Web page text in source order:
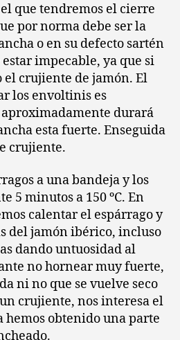
que tendremos el cierre
por norma debe ser la
o en su defecto sartén
impecable, ya que si
el crujiente de jamón. El
los envoltinis es
durará
esta fuerte. Enseguida
crujiente.
a una bandeja y los
5 minutos a 150 ºC. En
calentar el espárrago y
del jamón ibérico, incluso
dando untuosidad al
no hornear muy fuerte,
ni no que se vuelve seco
crujiente, nos interesa el
hemos obtenido una parte